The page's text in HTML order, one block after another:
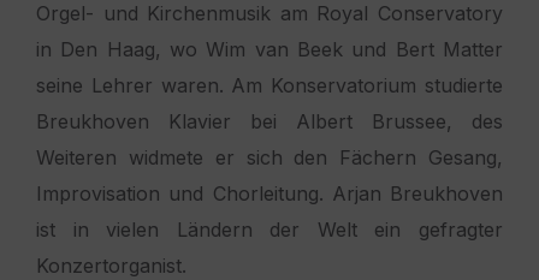
Orgel- und Kirchenmusik am Royal Conservatory
in Den Haag, wo Wim van Beek und Bert Matter
seine Lehrer waren. Am Konservatorium studierte
Breukhoven Klavier bei Albert Brussee, des
Weiteren widmete er sich den Fächern Gesang,
Improvisation und Chorleitung. Arjan Breukhoven
ist in vielen Ländern der Welt ein gefragter
Konzertorganist.